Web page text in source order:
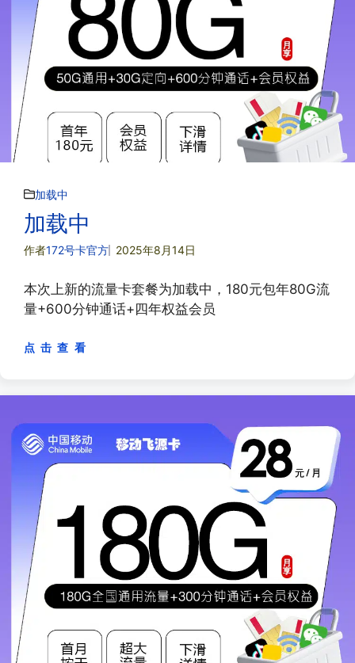
加载中
加载中
作者172号卡官方 2025年8月14日
本次上新的流量卡套餐为加载中，180元包年80G流
量+600分钟通话+四年权益会员
点 击 查 看